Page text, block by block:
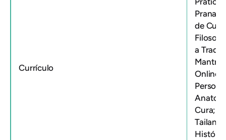
Currículo
de
a
Mantra;
Online
Cura;
História